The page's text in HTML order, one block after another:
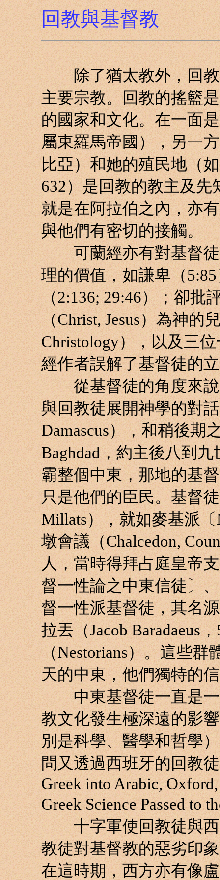
回教與基督教
除了猶太教外，回教
主要宗教。回教的搖籃
的國家和文化。在一面
屬東羅馬帝國），另一
比亞）和她的殖民地（
632）是回教的教主及
就是在阿拉伯之內，亦
與他們有密切的接觸。
可蘭經亦有對基督徒
理的價值，如謙卑（
（2:136; 29:46）；卻批
（Christ, Jesus）為神的
Christology），以及三
經作者誤解了基督徒的
從基督徒的角度來說
與回教徒展開神學的對
Damascus），和稍後期
Baghdad，約主後八到
霸整個中東，那地的基
只是他們的臣民。基督
Millats），就如麥基派
墩會議（Chalcedon,
人，當時得拜占庭皇帝
督一性論之中東信徒〕
督一性派基督徒，其名
拉丟（Jacob Baradaeus
（Nestorians）。這些
天的中東，他們獨特的
中東基督徒一直是一
教文化發生極深遠的影
別是科學、醫學和哲學
問又透過西班牙的回教
Greek into Arabic,
Greek Science Passed to
十字軍使回教徒與西
教徒對基督教的惡劣印
在這時期，西方亦有像